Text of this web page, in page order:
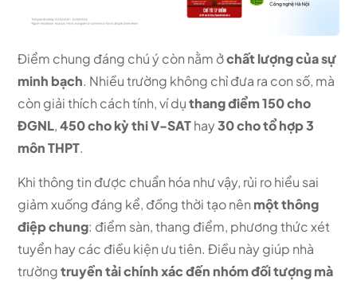
Điểm chung đáng chú ý còn nằm ởchất lượng của sự
minh bạch. Nhiều trường không chỉ đưa ra con số, mà
còn giải thích cách tính, ví dụthang điểm 150 cho
ĐGNL,450 cho kỳ thi V-SAThay30 cho tổ hợp 3
môn THPT.
Khi thông tin được chuẩn hóa như vậy, rủi ro hiểu sai
giảm xuống đáng kể, đồng thời tạo nên một thông
điệp chung: điểm sàn, thang điểm, phương thức xét
tuyển hay các điều kiện ưu tiên. Điều này giúp nhà
trườngtruyền tải chính xác đến nhóm đối tượng mà